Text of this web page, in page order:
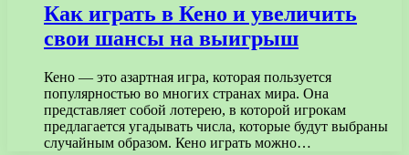
Как играть в Кено и увеличить
свои шансы на выигрыш
Кено — это азартная игра, которая пользуется
популярностью во многих странах мира. Она
представляет собой лотерею, в которой игрокам
предлагается угадывать числа, которые будут выбраны
случайным образом. Кено играть можно…